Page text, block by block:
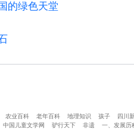
的绿色天堂
农业百科 老年百科 地理知识 孩子 四川
中国儿童文学网 驴行天下 非遗 一、发展历